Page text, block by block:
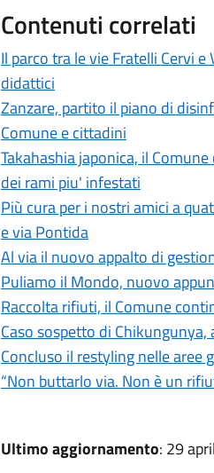
Contenuti correlati
Il parco tra le vie Fratelli Cervi
didattici
Zanzare, partito il piano di
Comune e cittadini
Takahashia japonica, il
dei rami piu' infestati
Più cura per i nostri amici a
e via Pontida
Al via il nuovo appalto di
Puliamo il Mondo, nuovo
Raccolta rifiuti, il Comune
Caso sospetto di
Concluso il restyling nelle aree
“Non buttarlo via. Non è un
Ultimo aggiornamento: 29